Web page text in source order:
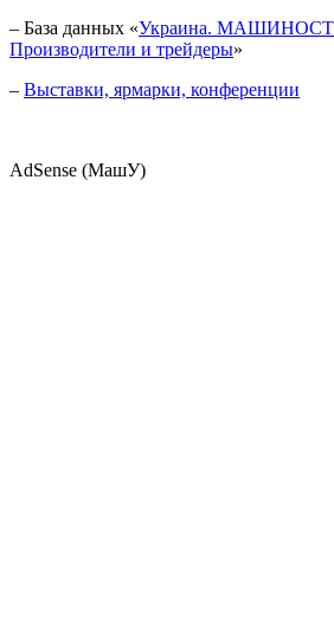
– База данных «Украина.
Производители и трейдеры»
– Выставки, ярмарки, конференции
AdSense (МашУ)